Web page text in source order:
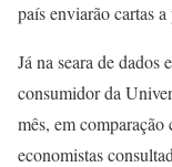
país enviarão cartas
Já na seara de
consumidor da
mês, em
economistas